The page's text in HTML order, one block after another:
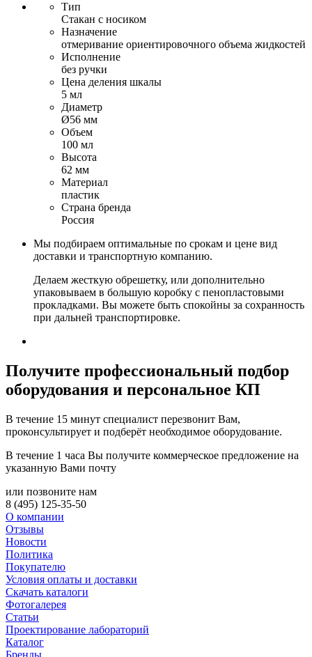
Тип
Стакан с носиком
Назначение
отмеривание ориентировочного объема жидкостей
Исполнение
без ручки
Цена деления шкалы
5 мл
Диаметр
Ø56 мм
Объем
100 мл
Высота
62 мм
Материал
пластик
Страна бренда
Россия
Мы подбираем оптимальные по срокам и цене вид
доставки и транспортную компанию.
Делаем жесткую обрешетку, или дополнительно
упаковываем в большую коробку с пенопластовыми
прокладками. Вы можете быть спокойны за сохранность
при дальней транспортировке.
Получите профессиональный подбор
оборудования и персональное КП
В течение 15 минут специалист перезвонит Вам,
проконсультирует и подберёт необходимое оборудование.
В течение 1 часа Вы получите коммерческое предложение на
указанную Вами почту
или позвоните нам
8 (495) 125-35-50
О компании
Отзывы
Новости
Политика
Покупателю
Условия оплаты и доставки
Скачать каталоги
Фотогалерея
Статьи
Проектирование лабораторий
Каталог